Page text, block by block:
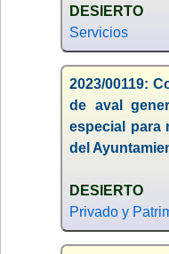
DESIERTO
Servicios
2023/00119:
de aval
especial para
del
DESIERTO
Privado y